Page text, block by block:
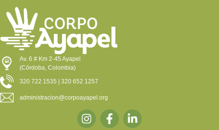
Av. 6 # Km 2-45 Ayapel
(Córdoba, Colombia)
320 722 1535 | 320 652 1257
administracion@corpoayapel.org